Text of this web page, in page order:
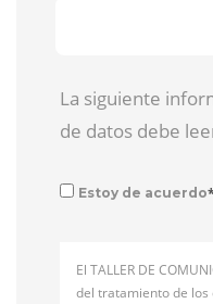
La siguiente
de datos debe
Estoy de acuerdo*
El TALLER DE
del tratamiento de los